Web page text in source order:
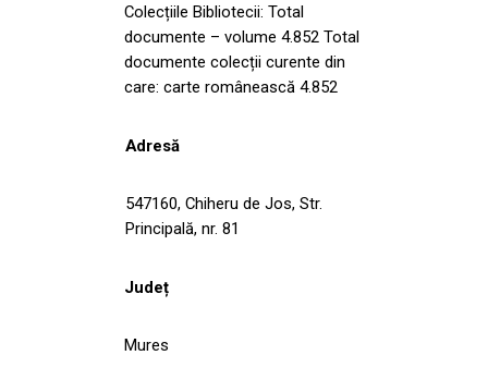
Colecțiile Bibliotecii: Total
documente – volume 4.852 Total
documente colecții curente din
care: carte românească 4.852
Adresă
547160, Chiheru de Jos, Str.
Principală, nr. 81
Județ
Mures